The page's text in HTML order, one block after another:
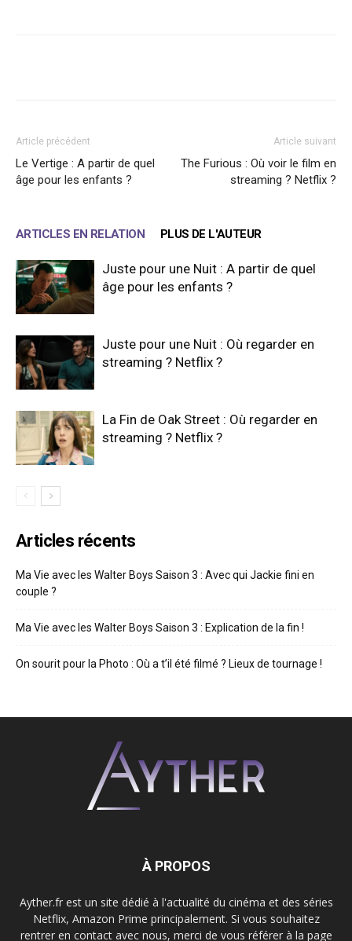
Article précédent
Le Vertige : A partir de quel
âge pour les enfants ?
Article suivant
The Furious : Où voir le film en
streaming ? Netflix ?
ARTICLES EN RELATION PLUS DE L'AUTEUR
Juste pour une Nuit : A partir de quel
âge pour les enfants ?
Juste pour une Nuit : Où regarder en
streaming ? Netflix ?
La Fin de Oak Street : Où regarder en
streaming ? Netflix ?
Articles récents
Ma Vie avec les Walter Boys Saison 3 : Avec qui Jackie fini en
couple ?
Ma Vie avec les Walter Boys Saison 3 : Explication de la fin !
On sourit pour la Photo : Où a t’il été filmé ? Lieux de tournage !
À PROPOS
Ayther.fr est un site dédié à l'actualité du cinéma et des séries
Netflix, Amazon Prime principalement. Si vous souhaitez
rentrer en contact avec nous, merci de vous référer à la page